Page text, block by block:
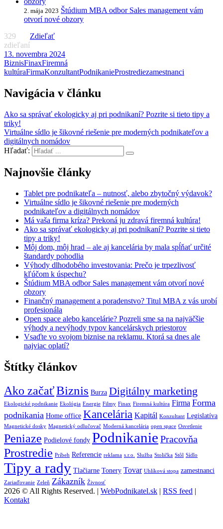
2. mája 2023 Štúdium MBA odbor Sales management vám
otvorí nové obzory
329
zdieľaní
Zdieľať
13. novembra 2024
BiznisFinaxFiremná
kultúraFirmaKonzultantPodnikanieProstrediezamestnanci
Navigácia v článku
Ako sa správať ekologicky aj pri podnikaní? Pozrite si tieto tipy a
triky!
Virtuálne sídlo je šikovné riešenie pre moderných podnikateľov a
digitálnych nomádov
Hľadať:
Najnovšie články
Tablet pre podnikateľa – nutnosť, alebo zbytočný výdavok?
Virtuálne sídlo je šikovné riešenie pre moderných
podnikateľov a digitálnych nomádov
Má vaša firma kríza? Prekoná ju zdravá firemná kultúra!
Ako sa správať ekologicky aj pri podnikaní? Pozrite si tieto
tipy a triky!
Môj dom, môj hrad – ale aj kancelária by mala spĺňať určité
štandardy pohodlia
Výhody dlhodobého investovania: Prečo je trpezlivosť
kľúčom k úspechu?
Štúdium MBA odbor Sales management vám otvorí nové
obzory
Finančný management a poradenstvo? Titul MBA z vás urobí
profesionála
Open space alebo kancelárie? Pozreli sme sa na najväčšie
výhody a nevýhody typov kancelárskych priestorov
Vsaďte vo svojom biznise na reklamu. Ktorá sa dnes ale
najviac oplatí?
Štítky článkov
Ako začaťBiznis Burza Digitálny marketing
Ekologické podnikanie Ekológia Energie Filmy Finax Firemná kultúra Firma Forma
podnikania Home office Kancelária Kapitál Konzultant Legislatíva
Magnetické dosky Magnetický odlučovač Moderná kancelária open space Osvetlenie
Peniaze Podielové fondy Podnikanie Pracovňa
Prostredie Príbeh Referencie reklama s.r.o. Služba Stolička Stôl Sídlo
Tipy a rady Tlačiarne Tonery Tovar Uhlíková stopa zamestnanci
Zariaďovanie Zeleň Zákazník Živnosť
2026 © All Rights Reserved. | WebPodnikatel.sk | RSS feed |
Kontakt